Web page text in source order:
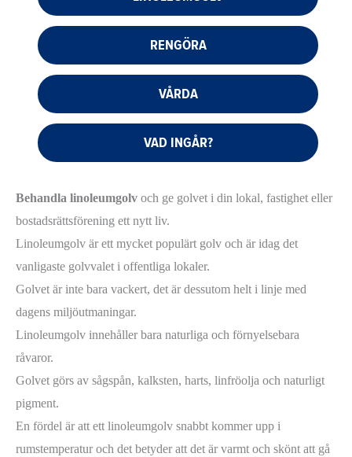
RENGÖRA
VÅRDA
VAD INGÅR?
Behandla linoleumgolv och ge golvet i din lokal, fastighet eller
bostadsrättsförening ett nytt liv.
Linoleumgolv är ett mycket populärt golv och är idag det
vanligaste golvvalet i offentliga lokaler.
Golvet är inte bara vackert, det är dessutom helt i linje med
dagens miljöutmaningar.
Linoleumgolv innehåller bara naturliga och förnyelsebara
råvaror.
Golvet görs av sågspån, kalksten, harts, linfröolja och naturligt
pigment.
En fördel är att ett linoleumgolv snabbt kommer upp i
rumstemperatur och det betyder att det är varmt och skönt att gå